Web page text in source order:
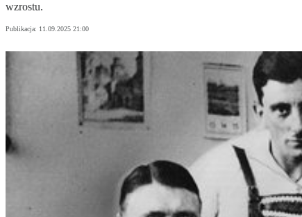
wzrostu.
Publikacja: 11.09.2025 21:00